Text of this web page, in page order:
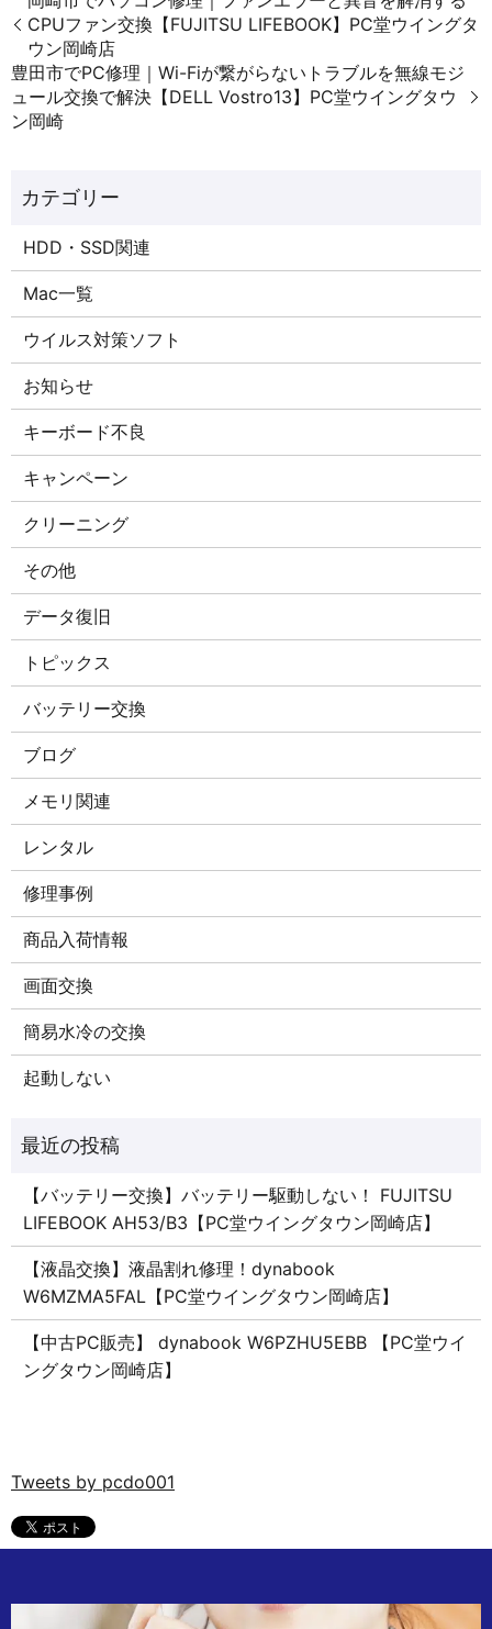
CPUファン交換【FUJITSU LIFEBOOK】PC堂ウイングタ
ウン岡崎店
豊田市でPC修理｜Wi-Fiが繋がらないトラブルを無線モジ
ュール交換で解決【DELL Vostro13】PC堂ウイングタウ
ン岡崎
HDD・SSD関連
Mac一覧
ウイルス対策ソフト
お知らせ
キーボード不良
キャンペーン
クリーニング
その他
データ復旧
トピックス
バッテリー交換
ブログ
メモリ関連
レンタル
修理事例
商品入荷情報
画面交換
簡易水冷の交換
起動しない
【バッテリー交換】バッテリー駆動しない！ FUJITSU
LIFEBOOK AH53/B3【PC堂ウイングタウン岡崎店】
【液晶交換】液晶割れ修理！dynabook
W6MZMA5FAL【PC堂ウイングタウン岡崎店】
【中古PC販売】 dynabook W6PZHU5EBB 【PC堂ウイ
ングタウン岡崎店】
Tweets by pcdo001